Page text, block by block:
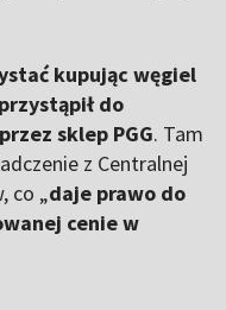
kupując węgiel
do
sklep PGG. Tam
z Centralnej
co „daje prawo do
cenie w